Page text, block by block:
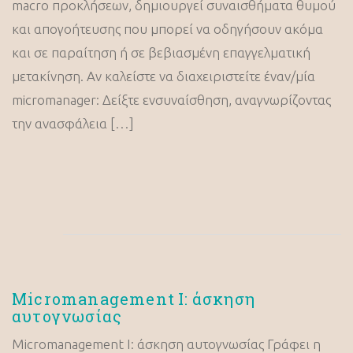
macro προκλήσεων, δημιουργεί συναισθήματα θυμού
και απογοήτευσης που μπορεί να οδηγήσουν ακόμα
και σε παραίτηση ή σε βεβιασμένη επαγγελματική
μετακίνηση. Αν καλείστε να διαχειριστείτε έναν/μία
micromanager: Δείξτε ενσυναίσθηση, αναγνωρίζοντας
την ανασφάλεια […]
Micromanagement I: άσκηση
αυτογνωσίας
Micromanagement I: άσκηση αυτογνωσίας Γράφει η